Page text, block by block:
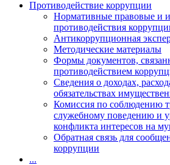
Противодействие коррупции
Нормативные правовые и
противодействия
Антикоррупционная
Методические материалы
Формы документов,
противодействием
Сведения о доходах,
обязательствах
Комиссия по соблюдению
служебному поведению и
конфликта интересов на
Обратная связь для
коррупции
...